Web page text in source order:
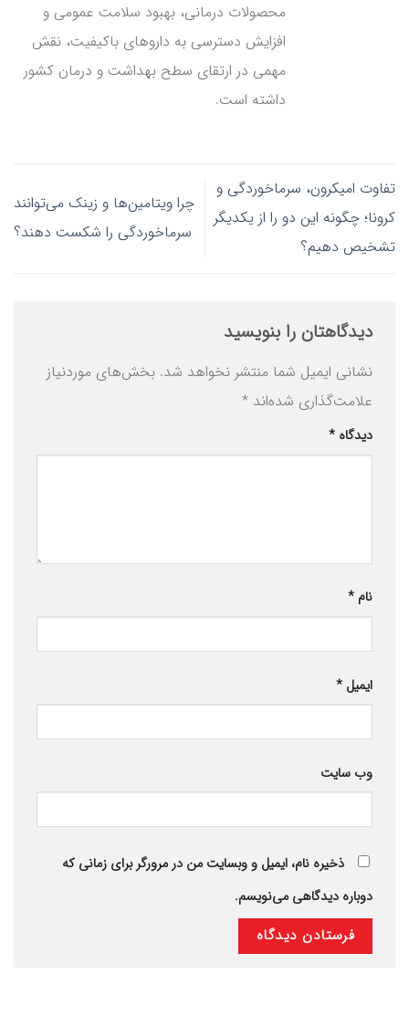
محصولات درمانی، بهبود سلامت عمومی و
افزایش دسترسی به داروهای باکیفیت، نقش
مهمی در ارتقای سطح بهداشت و درمان کشور
داشته است.
تفاوت امیکرون، سرماخوردگی و
کرونا؛ چگونه این دو را از یکدیگر
تشخیص دهیم؟
چرا ویتامین‌ها و زینک می‌توانند
سرماخوردگی را شکست دهند؟
دیدگاهتان را بنویسید
نشانی ایمیل شما منتشر نخواهد شد. بخش‌های موردنیاز
علامت‌گذاری شده‌اند *
دیدگاه *
نام *
ایمیل *
وب‌ سایت
ذخیره نام، ایمیل و وبسایت من در مرورگر برای زمانی که
دوباره دیدگاهی می‌نویسم.